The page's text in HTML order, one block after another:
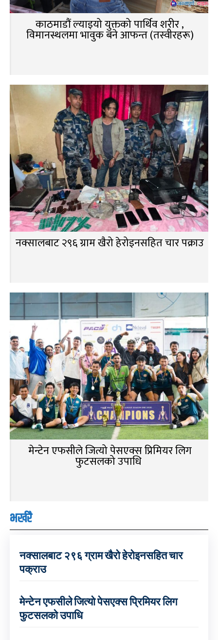
काठमाडौं ल्याइयो युक्तको पार्थिव शरीर ,
विमानस्थलमा भावुक बने आफन्त (तस्वीरहरू)
नक्सालबाट २९६ ग्राम खैरो हेरोइनसहित चार पक्राउ
मेन्टेन एफसीले जित्यो पेसएक्स प्रिमियर लिग
फुटसलको उपाधि
भर्खरै
नक्सालबाट २९६ ग्राम खैरो हेरोइनसहित चार
पक्राउ
मेन्टेन एफसीले जित्यो पेसएक्स प्रिमियर लिग
फुटसलको उपाधि